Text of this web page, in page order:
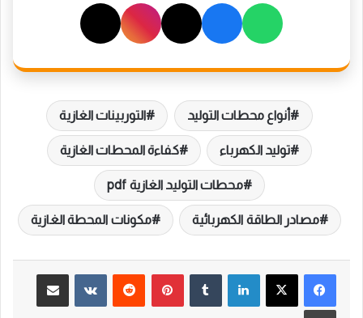
أنواع محطات التوليد التوربينات الغازية
توليد الكهرباء كفاءة المحطات الغازية
محطات التوليد الغازية pdf
مصادر الطاقة الكهربائية مكونات المحطة الغازية
لينكدإن بينتيريست مشاركة عبر البريد
طباعة